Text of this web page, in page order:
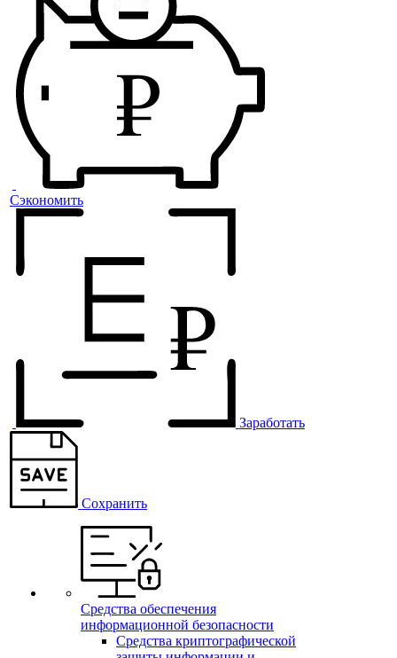
Сэкономить
Заработать
Сохранить
Средства обеспечения
информационной безопасности
Средства криптографической